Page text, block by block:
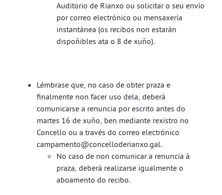
Auditorio de Rianxo ou solicitar o seu envío
por correo electrónico ou mensaxería
instantánea (os recibos non estarán
dispoñibles ata o 8 de xuño).
Lémbrase que, no caso de obter praza e
finalmente non facer uso dela, deberá
comunicarse a renuncia por escrito antes do
martes 16 de xuño, ben mediante rexistro no
Concello ou a través do correo electrónico
campamento@concelloderianxo.gal.
No caso de non comunicar a renuncia á
praza, deberá realizarse igualmente o
aboamento do recibo.